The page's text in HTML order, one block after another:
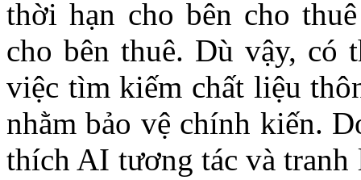
thời hạn cho bên cho
cho bên thuê. Dù vậy, có
việc tìm kiếm chất liệu
nhằm bảo vệ chính kiến.
thích AI tương tác và tranh